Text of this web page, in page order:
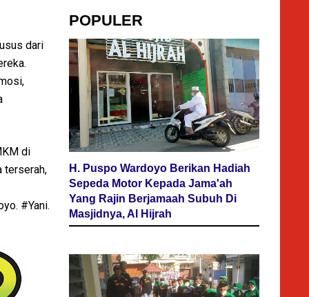
dari
di
terserah,
#Yani.
POPULER
H. Puspo Wardoyo Berikan Hadiah
Sepeda Motor Kepada Jama'ah
Yang Rajin Berjamaah Subuh Di
Masjidnya, Al Hijrah